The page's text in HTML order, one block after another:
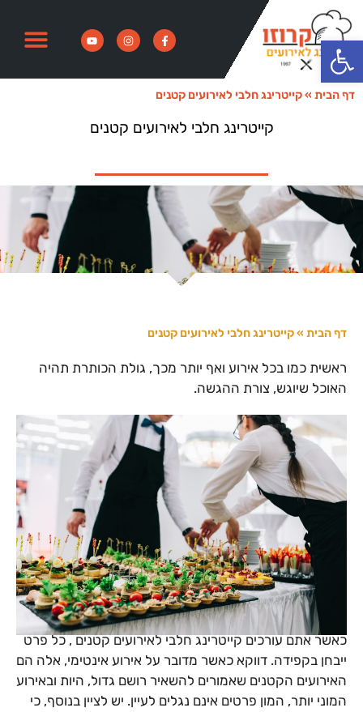
פתח סרגל נגישות
דף הבית »קייטרינג חלבי לאירועים קטנים
קייטרינג חלבי לאירועים קטנים
דף הבית»קייטרינג חלבי לאירועים קטנים
ראשית כמו בכל אירוע ואף יותר מכך, גולת הכותרת תהיה
האוכל שיוגש, צורת ההגשה.
כאשר אתם עורכים קייטרינג חלבי לאירועים קטנים , כל פרט
ייבחן בקפידה. דווקא כאשר מדובר על אירוע אינטימי, אלה הם
האירועים הקטנים שאמורים להשאיר רושם גדול, היות ובאירוע
המוני יותר, המון פרטים אינם נגלים לעיין. יש לציין בנוסף, כי